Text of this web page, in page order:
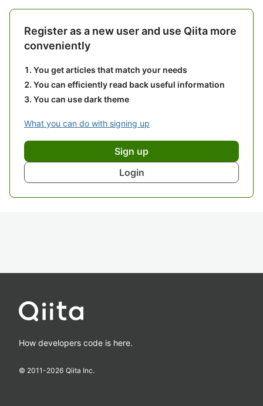
Register as a new user and use Qiita more
conveniently
You get articles that match your needs
You can efficiently read back useful information
You can use dark theme
What you can do with signing up
Sign up
Login
How developers code is here.
© 2011-2026 Qiita Inc.